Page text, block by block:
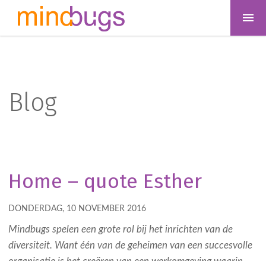
Blog
Home – quote Esther
DONDERDAG, 10 NOVEMBER 2016
Mindbugs spelen een grote rol bij het inrichten van de
diversiteit. Want één van de geheimen van een succesvolle